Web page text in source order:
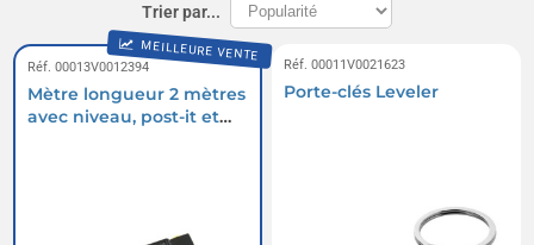
Trier par...
MEILLEURE VENTE
Réf. 00013V0012394
Mètre longueur 2 mètres
avec niveau, post-it et
Réf. 00011V0021623
Porte-clés Leveler